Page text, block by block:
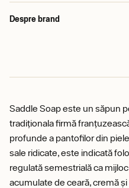
Despre brand
Saddle Soap este un săpun
tradiționala firmă
profunde a pantofilor din
sale ridicate, este indicată
regulată semestrială ca
acumulate de ceară, cremă